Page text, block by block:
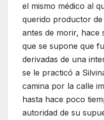
el mismo médico al
querido productor
antes de morir, hace
que se supone que
derivadas de una
se le practicó a
camina por la calle
hasta hace poco
autoridad de su